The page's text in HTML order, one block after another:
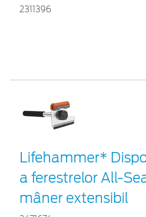
2311396
Lifehammer*
a ferestrelor All-
mâner extensibil